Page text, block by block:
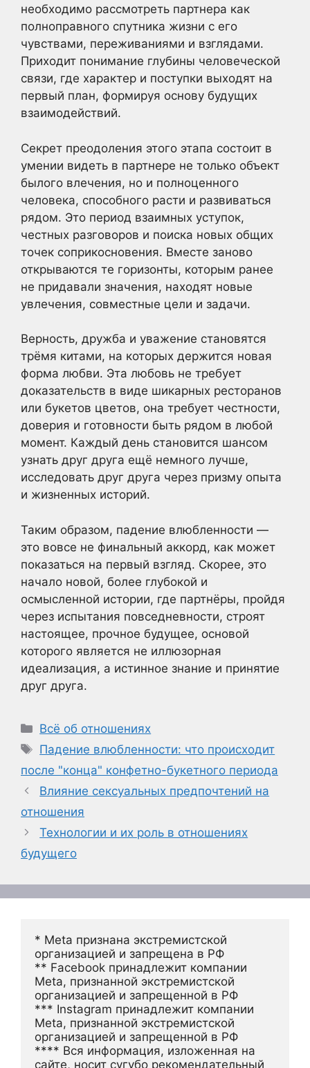
необходимо рассмотреть партнера как
полноправного спутника жизни с его
чувствами, переживаниями и взглядами.
Приходит понимание глубины человеческой
связи, где характер и поступки выходят на
первый план, формируя основу будущих
взаимодействий.
Секрет преодоления этого этапа состоит в
умении видеть в партнере не только объект
былого влечения, но и полноценного
человека, способного расти и развиваться
рядом. Это период взаимных уступок,
честных разговоров и поиска новых общих
точек соприкосновения. Вместе заново
открываются те горизонты, которым ранее
не придавали значения, находят новые
увлечения, совместные цели и задачи.
Верность, дружба и уважение становятся
трёмя китами, на которых держится новая
форма любви. Эта любовь не требует
доказательств в виде шикарных ресторанов
или букетов цветов, она требует честности,
доверия и готовности быть рядом в любой
момент. Каждый день становится шансом
узнать друг друга ещё немного лучше,
исследовать друг друга через призму опыта
и жизненных историй.
Таким образом, падение влюбленности —
это вовсе не финальный аккорд, как может
показаться на первый взгляд. Скорее, это
начало новой, более глубокой и
осмысленной истории, где партнёры, пройдя
через испытания повседневности, строят
настоящее, прочное будущее, основой
которого является не иллюзорная
идеализация, а истинное знание и принятие
друг друга.
Рубрики
Всё об отношениях
Метки
Падение влюбленности: что происходит
после "конца" конфетно-букетного периода
Влияние сексуальных предпочтений на
отношения
Технологии и их роль в отношениях
будущего
* Meta признана экстремистской
организацией и запрещена в РФ
** Facebook принадлежит компании
Meta, признанной экстремистской
организацией и запрещенной в РФ
*** Instagram принадлежит компании
Meta, признанной экстремистской
организацией и запрещенной в РФ
**** Вся информация, изложенная на
сайте, носит сугубо рекомендательный